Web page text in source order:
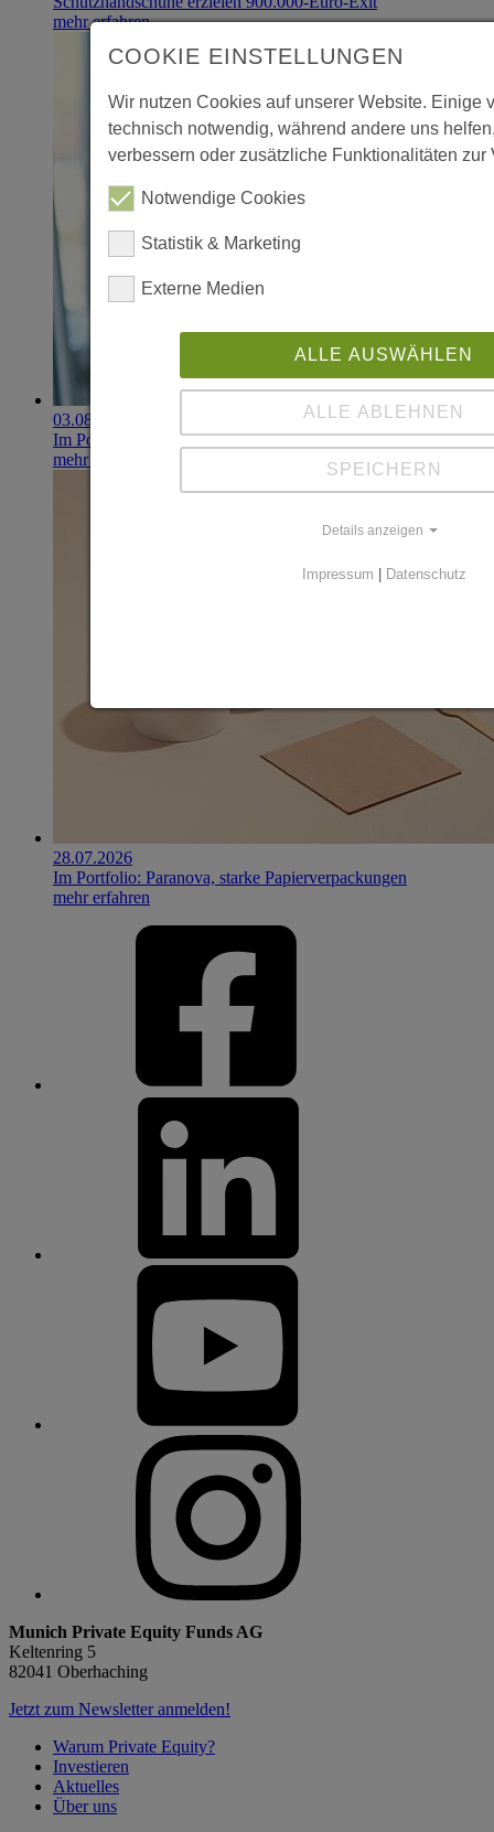
mehr erfahren
03.08.2026
Im Portfolio: Iset Telecom, IT für das Gesundheitswesen
mehr erfahren
28.07.2026
Im Portfolio: Paranova, starke Papierverpackungen
mehr erfahren
Munich Private Equity Funds AG
Keltenring 5
82041 Oberhaching
Jetzt zum Newsletter anmelden!
Warum Private Equity?
Investieren
Aktuelles
Über uns
COOKIE EINSTELLUNGEN
Wir nutzen Cookies auf unserer Website. Einige
technisch notwendig, während andere uns
verbessern oder zusätzliche Funktionalitäten zur
Notwendige Cookies
Statistik & Marketing
Externe Medien
ALLE AUSWÄHLEN
ALLE ABLEHNEN
SPEICHERN
Details anzeigen
Impressum | Datenschutz